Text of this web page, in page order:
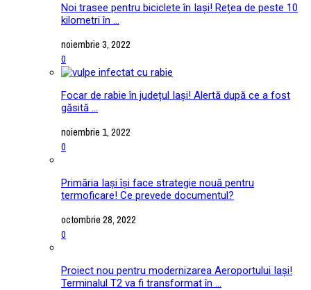
Noi trasee pentru biciclete în Iași! Rețea de peste 10
kilometri în ...
noiembrie 3, 2022
0
Focar de rabie în județul Iași! Alertă după ce a fost
găsită ...
noiembrie 1, 2022
0
Primăria Iași își face strategie nouă pentru
termoficare! Ce prevede documentul?
octombrie 28, 2022
0
Proiect nou pentru modernizarea Aeroportului Iași!
Terminalul T2 va fi transformat în ...